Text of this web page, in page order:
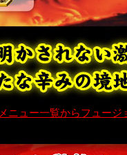
メニュー一覧からフュー